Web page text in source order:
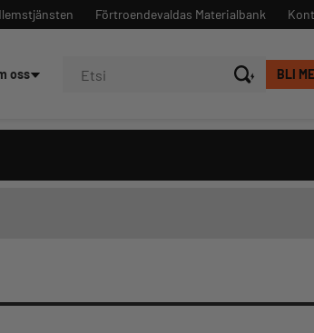
Förtroendevaldas Materialbank
BLI
oss